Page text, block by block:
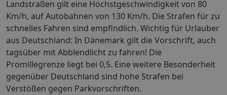
Landstraßen gilt eine Höchstgeschwindigkeit von 80
Km/h, auf Autobahnen von 130 Km/h. Die Strafen für zu
schnelles Fahren sind empfindlich. Wichtig für Urlauber
aus Deutschland: In Dänemark gilt die Vorschrift, auch
tagsüber mit Abblendlicht zu fahren! Die
Promillegrenze liegt bei 0,5. Eine weitere Besonderheit
gegenüber Deutschland sind hohe Strafen bei
Verstößen gegen Parkvorschriften.